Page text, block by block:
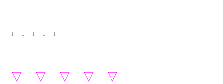
↓ ↓ ↓ ↓ ↓
▽ ▽ ▽ ▽ ▽